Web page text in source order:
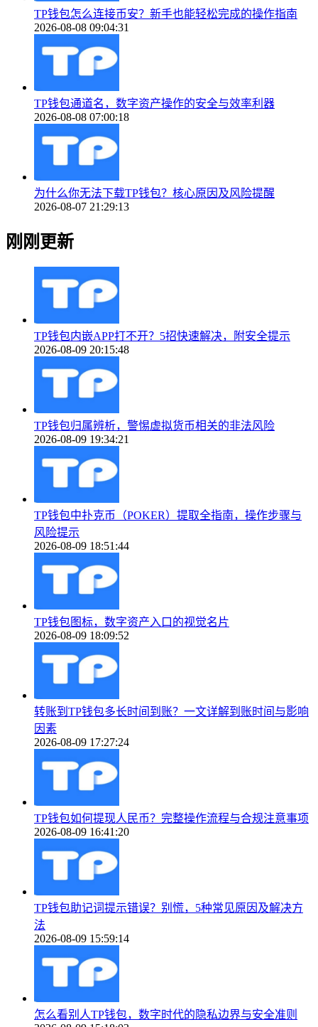
TP钱包怎么连接币安？新手也能轻松完成的操作指南
2026-08-08 09:04:31
TP钱包通道名，数字资产操作的安全与效率利器
2026-08-08 07:00:18
为什么你无法下载TP钱包？核心原因及风险提醒
2026-08-07 21:29:13
刚刚更新
TP钱包内嵌APP打不开？5招快速解决，附安全提示
2026-08-09 20:15:48
TP钱包归属辨析，警惕虚拟货币相关的非法风险
2026-08-09 19:34:21
TP钱包中扑克币（POKER）提取全指南，操作步骤与
风险提示
2026-08-09 18:51:44
TP钱包图标，数字资产入口的视觉名片
2026-08-09 18:09:52
转账到TP钱包多长时间到账？一文详解到账时间与影响
因素
2026-08-09 17:27:24
TP钱包如何提现人民币？完整操作流程与合规注意事项
2026-08-09 16:41:20
TP钱包助记词提示错误？别慌，5种常见原因及解决方
法
2026-08-09 15:59:14
怎么看别人TP钱包，数字时代的隐私边界与安全准则